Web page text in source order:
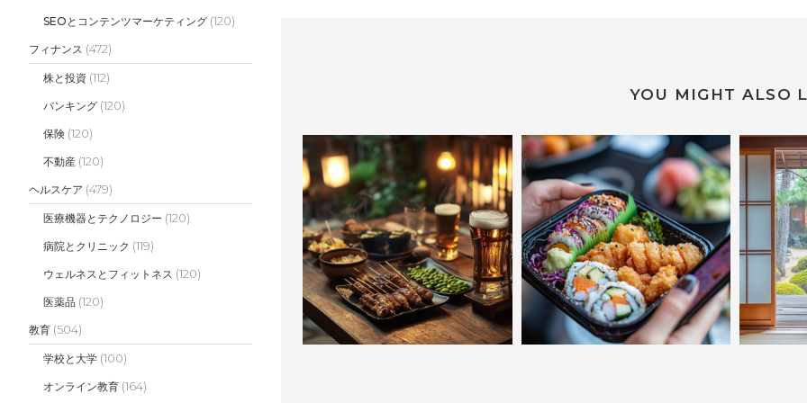
SEOとコンテンツマーケティング (120)
フィナンス (472)
株と投資 (112)
バンキング (120)
保険 (120)
不動産 (120)
ヘルスケア (479)
医療機器とテクノロジー (120)
病院とクリニック (119)
ウェルネスとフィットネス (120)
医薬品 (120)
教育 (504)
学校と大学 (100)
オンライン教育 (164)
YOU MIGHT ALSO